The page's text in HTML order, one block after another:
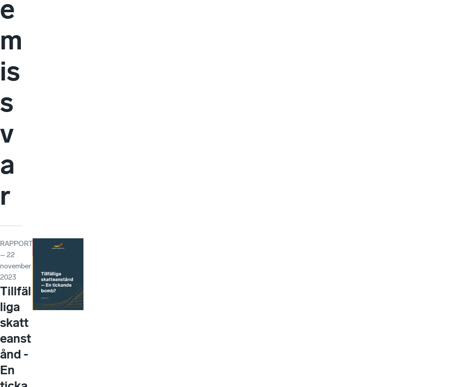
e
m
is
s
v
a
r
RAPPORT
– 22
november
2023
Tillfäl
liga
skatt
eanst
ånd -
En